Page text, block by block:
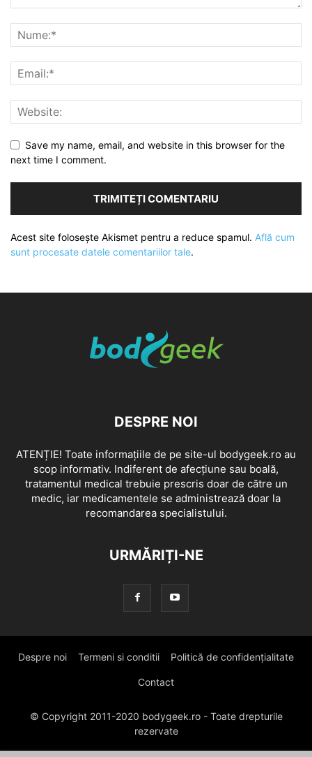
Save my name, email, and website in this browser for the
next time I comment.
Acest site folosește Akismet pentru a reduce spamul. Află cum
sunt procesate datele comentariilor tale.
DESPRE NOI
ATENȚIE! Toate informațiile de pe site-ul bodygeek.ro au
scop informativ. Indiferent de afecțiune sau boală,
tratamentul medical trebuie prescris doar de către un
medic, iar medicamentele se administrează doar la
recomandarea specialistului.
URMĂRIȚI-NE
Despre noi Termeni si conditii Politică de confidențialitate
Contact
© Copyright 2011-2020 bodygeek.ro - Toate drepturile
rezervate